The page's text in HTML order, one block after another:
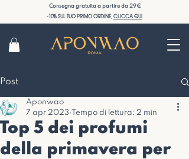
Consegna gratuita a partire da 29€
-10% SUL TUO PRIMO ORDINE,CLICCA QUI
Post
Top 5 dei profumi
della primavera per
Aponwao
7 apr 2023
Tempo di lettura: 2 min